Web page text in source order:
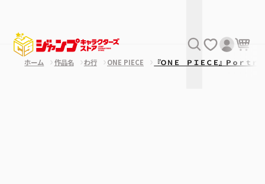
ホーム 作品名 わ行 ONE PIECE 『ＯＮＥ ＰＩＥＣＥ』Ｐｏｒｔ